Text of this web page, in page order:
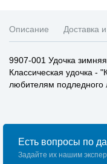
Описание Доставка
9907-001 Удочка
Классическая удочка -
любителям подледного
Есть вопросы по
Задайте их нашим